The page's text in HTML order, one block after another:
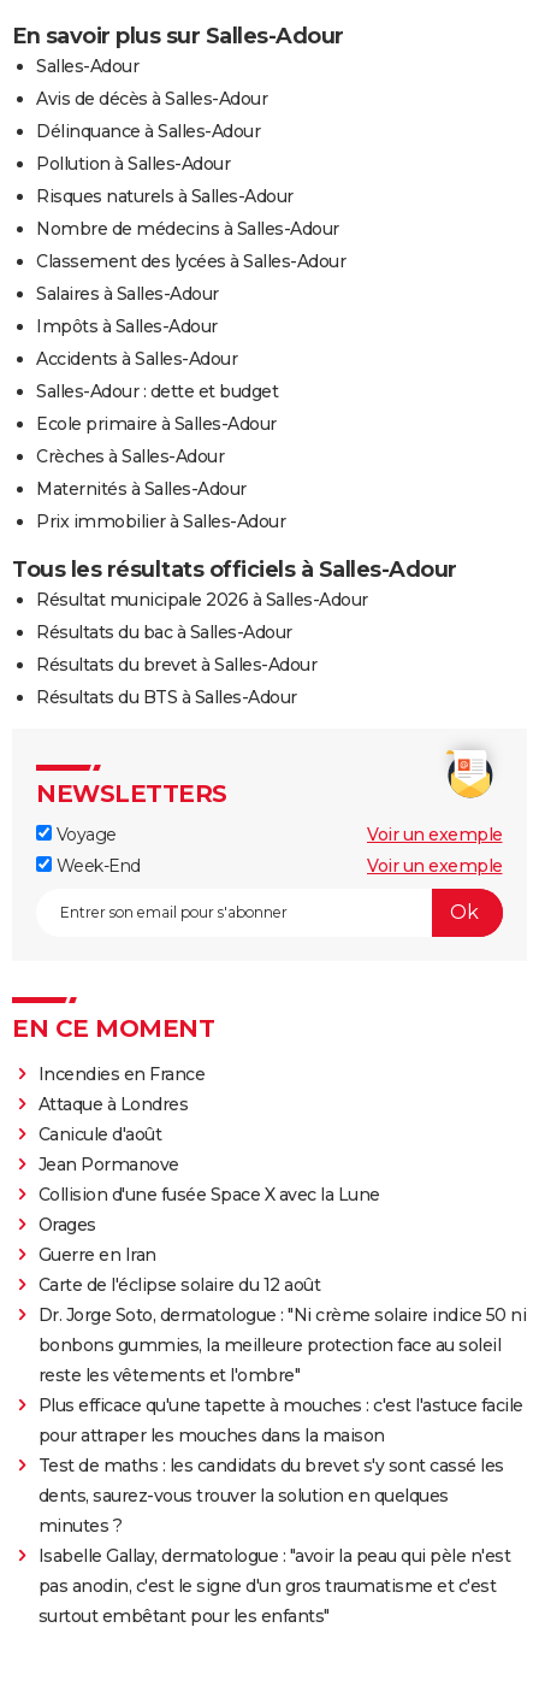
En savoir plus sur Salles-Adour
Salles-Adour
Avis de décès à Salles-Adour
Délinquance à Salles-Adour
Pollution à Salles-Adour
Risques naturels à Salles-Adour
Nombre de médecins à Salles-Adour
Classement des lycées à Salles-Adour
Salaires à Salles-Adour
Impôts à Salles-Adour
Accidents à Salles-Adour
Salles-Adour : dette et budget
Ecole primaire à Salles-Adour
Crèches à Salles-Adour
Maternités à Salles-Adour
Prix immobilier à Salles-Adour
Tous les résultats officiels à Salles-Adour
Résultat municipale 2026 à Salles-Adour
Résultats du bac à Salles-Adour
Résultats du brevet à Salles-Adour
Résultats du BTS à Salles-Adour
NEWSLETTERS
Voyage
Voir un exemple
Week-End
Voir un exemple
EN CE MOMENT
Incendies en France
Attaque à Londres
Canicule d'août
Jean Pormanove
Collision d'une fusée Space X avec la Lune
Orages
Guerre en Iran
Carte de l'éclipse solaire du 12 août
Dr. Jorge Soto, dermatologue : "Ni crème solaire indice 50 ni
bonbons gummies, la meilleure protection face au soleil
reste les vêtements et l'ombre"
Plus efficace qu'une tapette à mouches : c'est l'astuce facile
pour attraper les mouches dans la maison
Test de maths : les candidats du brevet s'y sont cassé les
dents, saurez-vous trouver la solution en quelques
minutes ?
Isabelle Gallay, dermatologue : "avoir la peau qui pèle n'est
pas anodin, c'est le signe d'un gros traumatisme et c'est
surtout embêtant pour les enfants"